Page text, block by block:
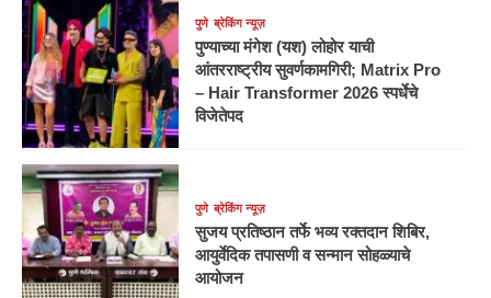
पुणे ब्रेकिंग न्यूज़
पुण्याच्या मंगेश (यश) लोहोर याची
आंतरराष्ट्रीय सुवर्णकामगिरी; Matrix Pro
– Hair Transformer 2026 स्पर्धेचे
विजेतेपद
पुणे ब्रेकिंग न्यूज़
सुजय प्रतिष्ठान तर्फे भव्य रक्तदान शिबिर,
आयुर्वेदिक तपासणी व सन्मान सोहळ्याचे
आयोजन